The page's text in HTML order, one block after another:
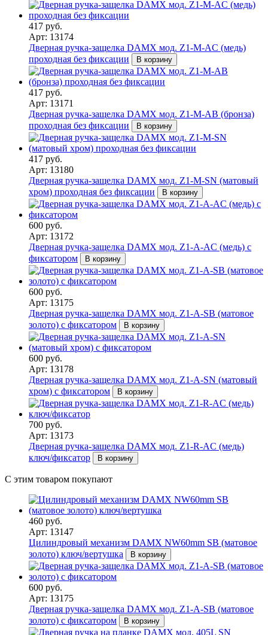
417 руб.
Арт: 13174
Дверная ручка-защелка DAMX мод. Z1-M-AC (медь)
проходная без фиксации
В корзину
417 руб.
Арт: 13171
Дверная ручка-защелка DAMX мод. Z1-M-AB (бронза)
проходная без фиксации
В корзину
417 руб.
Арт: 13180
Дверная ручка-защелка DAMX мод. Z1-M-SN (матовый
хром) проходная без фиксации
В корзину
600 руб.
Арт: 13172
Дверная ручка-защелка DAMX мод. Z1-A-AC (медь) с
фиксатором
В корзину
600 руб.
Арт: 13175
Дверная ручка-защелка DAMX мод. Z1-A-SB (матовое
золото) с фиксатором
В корзину
600 руб.
Арт: 13178
Дверная ручка-защелка DAMX мод. Z1-A-SN (матовый
хром) с фиксатором
В корзину
700 руб.
Арт: 13173
Дверная ручка-защелка DAMX мод. Z1-R-AC (медь)
ключ/фиксатор
В корзину
С этим товаром покупают
460 руб.
Арт: 13147
Цилиндровый механизм DAMX NW60mm SB (матовое
золото) ключ/вертушка
В корзину
600 руб.
Арт: 13175
Дверная ручка-защелка DAMX мод. Z1-A-SB (матовое
золото) с фиксатором
В корзину